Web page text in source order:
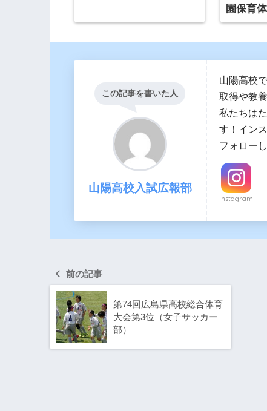
園保育
この記事を書いた人
山陽高校入試広報部
山陽高校
取得や教
私たちは
す！イン
フォロー
Instagram
前の記事
第74回広島県高校総合体育
大会第3位（女子サッカー
部）